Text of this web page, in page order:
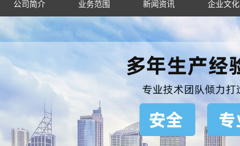
公司简介 业务范围 新闻资讯 企业文化